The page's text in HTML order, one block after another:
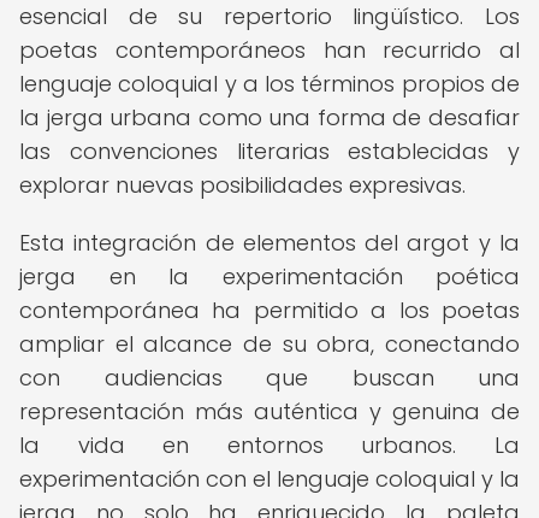
esencial de su repertorio lingüístico. Los
poetas contemporáneos han recurrido al
lenguaje coloquial y a los términos propios de
la jerga urbana como una forma de desafiar
las convenciones literarias establecidas y
explorar nuevas posibilidades expresivas.
Esta integración de elementos del argot y la
jerga en la experimentación poética
contemporánea ha permitido a los poetas
ampliar el alcance de su obra, conectando
con audiencias que buscan una
representación más auténtica y genuina de
la vida en entornos urbanos. La
experimentación con el lenguaje coloquial y la